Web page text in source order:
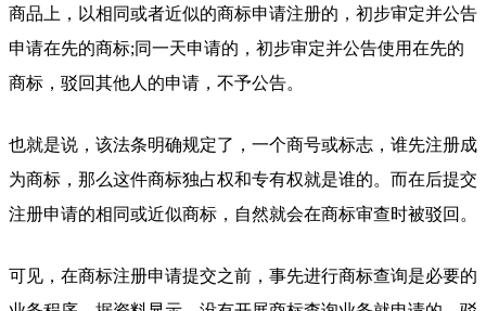
商品上，以相同或者近似的商标申请注册的，初步审定并公告
申请在先的商标;同一天申请的，初步审定并公告使用在先的
商标，驳回其他人的申请，不予公告。
也就是说，该法条明确规定了，一个商号或标志，谁先注册成
为商标，那么这件商标独占权和专有权就是谁的。而在后提交
注册申请的相同或近似商标，自然就会在商标审查时被驳回。
可见，在商标注册申请提交之前，事先进行商标查询是必要的